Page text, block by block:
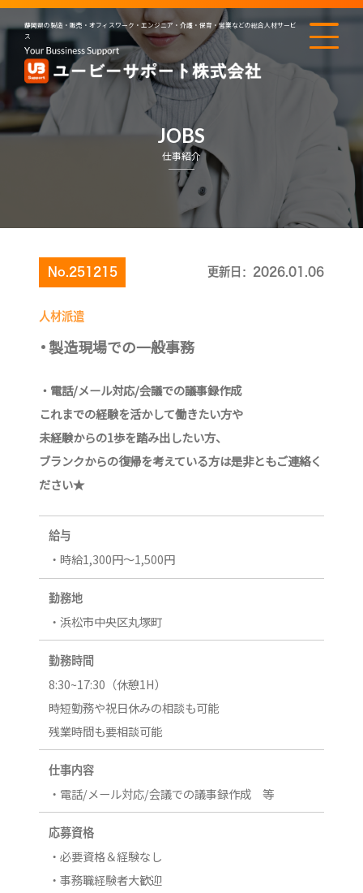
静岡県の製造・販売・オフィスワーク・エンジニア・介護・保育・営業などの総合人材サービ
ス
JOBS
仕事紹介
No.251215 更新日：2026.01.06
人材派遣
製造現場での一般事務
・電話/メール対応/会議での議事録作成
これまでの経験を活かして働きたい方や
未経験からの1歩を踏み出したい方、
ブランクからの復帰を考えている方は是非ともご連絡く
ださい★
給与
・時給1,300円～1,500円
勤務地
・浜松市中央区丸塚町
勤務時間
8:30~17:30（休憩1H）
時短勤務や祝日休みの相談も可能
残業時間も要相談可能
仕事内容
・電話/メール対応/会議での議事録作成 等
応募資格
・必要資格＆経験なし
・事務職経験者大歓迎